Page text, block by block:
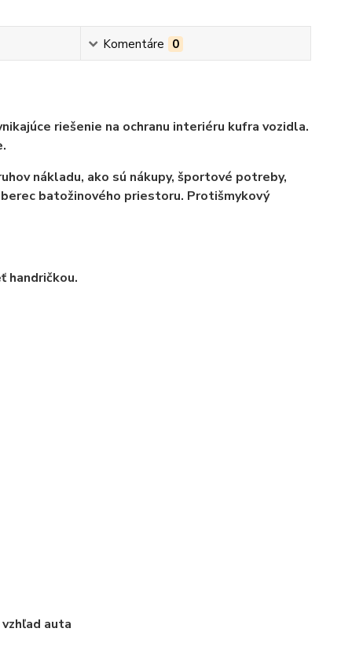
Komentáre 0
riešenie na ochranu interiéru kufra vozidla.
nákladu, ako sú nákupy, športové potreby,
batožinového priestoru. Protišmykový
handričkou.
auta